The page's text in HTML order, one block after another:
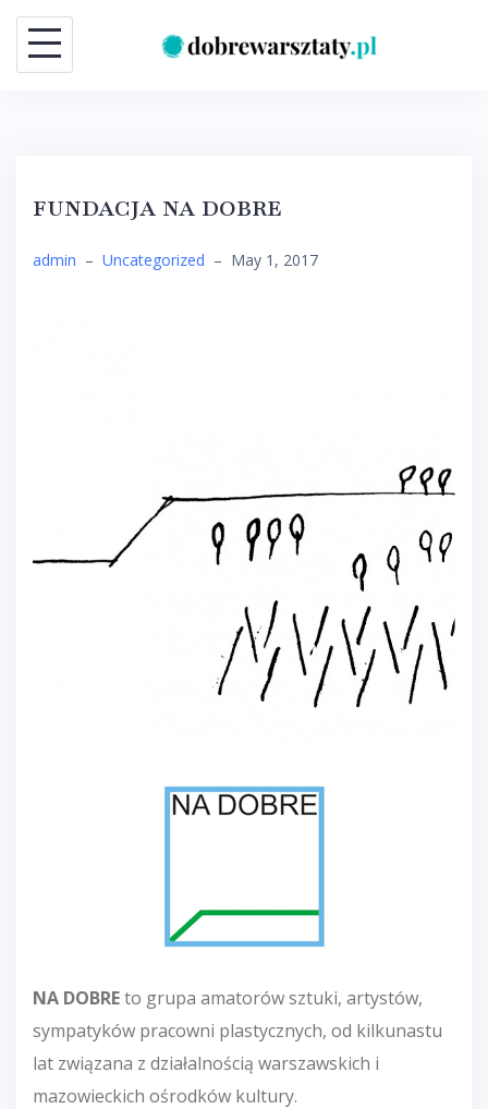
Skip
content
FUNDACJA NA DOBRE
admin – Uncategorized – May 1, 2017
NA DOBREto grupa amatorów sztuki, artystów,
sympatyków pracowni plastycznych, od kilkunastu
lat związana z działalnością warszawskich i
mazowieckich ośrodków kultury.